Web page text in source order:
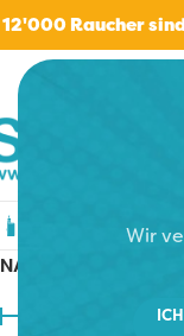
Wir
12'000 Raucher
Elektronische
NACH PREIS FILTERN